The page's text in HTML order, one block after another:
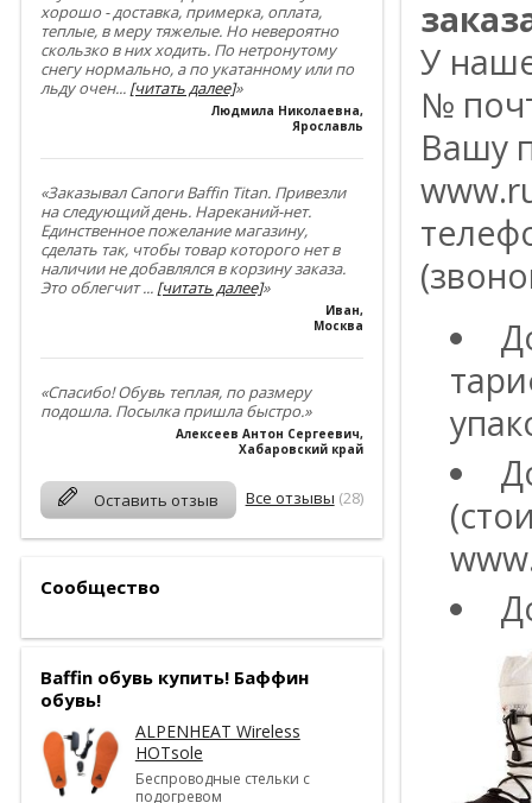
хорошо - доставка, примерка, оплата,
теплые, в меру тяжелые. Но невероятно
скользко в них ходить. По нетронутому
снегу нормально, а по укатанному или по
льду очен... [читать далее]»
Людмила Николаевна,
Ярославль
«Заказывал Сапоги Baffin Titan. Привезли
на следующий день. Нареканий-нет.
Единственное пожелание магазину,
сделать так, чтобы товар которого нет в
наличии не добавлялся в корзину заказа.
Это облегчит... [читать далее]»
Иван,
Москва
«Спасибо! Обувь теплая, по размеру
подошла. Посылка пришла быстро.»
Алексеев Антон Сергеевич,
Хабаровский край
Оставить отзыв Все отзывы (28)
Сообщество
Baffin обувь купить! Баффин
обувь!
ALPENHEAT Wireless
HOTsole
Беспроводные стельки с
подогревом
У
№
Вашу